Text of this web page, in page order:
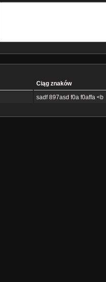
Ciąg znaków
sadf 897asd f0a f0affa <b